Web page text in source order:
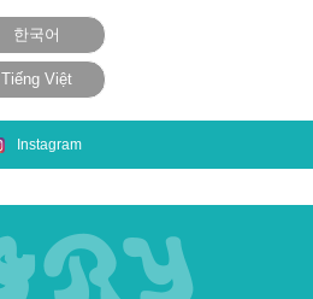
한국어
Tiếng Việt
Instagram